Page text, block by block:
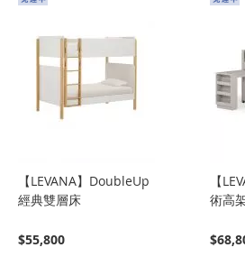
【LEVANA】DoubleUp
經典雙層床
$55,800
【
術高